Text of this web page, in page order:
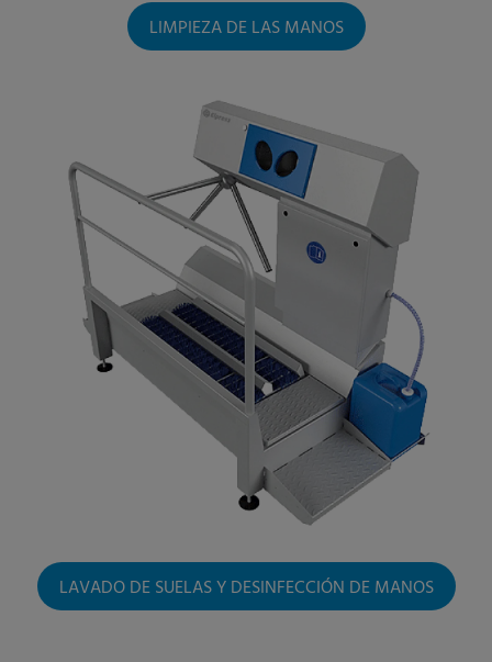
LIMPIEZA DE LAS MANOS
LAVADO DE SUELAS Y DESINFECCIÓN DE MANOS